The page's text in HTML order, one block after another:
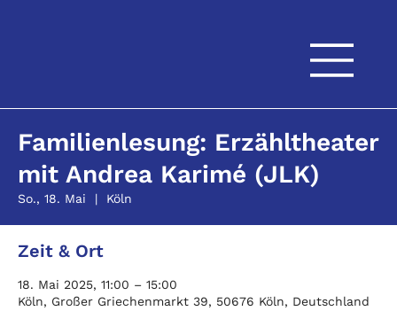
Familienlesung: Erzähltheater
mit Andrea Karimé (JLK)
So., 18. Mai
  |
Köln
Zeit & Ort
18. Mai 2025, 11:00 – 15:00
Köln, Großer Griechenmarkt 39, 50676 Köln, Deutschland